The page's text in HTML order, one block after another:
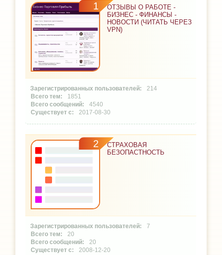
1
ОТЗЫВЫ О РАБОТЕ -
БИЗНЕС - ФИНАНСЫ -
НОВОСТИ (ЧИТАТЬ ЧЕРЕЗ
VPN)
214
1851
4540
2017-08-30
2
СТРАХОВАЯ
БЕЗОПАСТНОСТЬ
7
20
20
2008-12-20